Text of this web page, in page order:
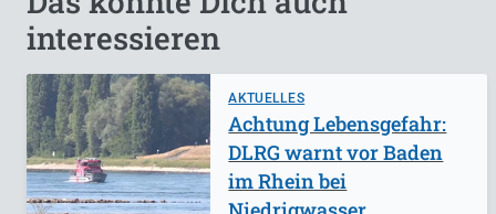
interessieren
AKTUELLES
Achtung Lebensgefahr:
DLRG warnt vor Baden
im Rhein bei